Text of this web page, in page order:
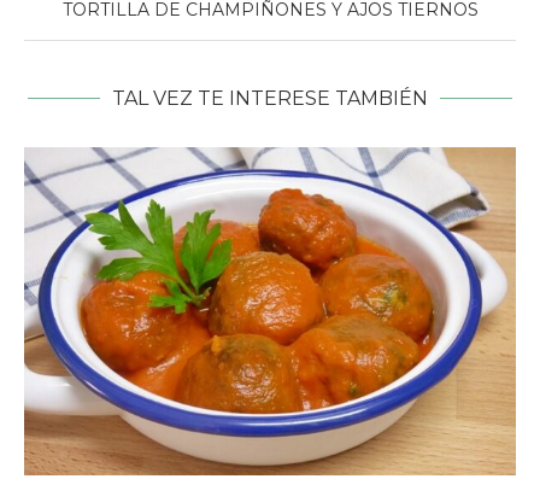
TORTILLA DE CHAMPIÑONES Y AJOS TIERNOS
TAL VEZ TE INTERESE TAMBIÉN